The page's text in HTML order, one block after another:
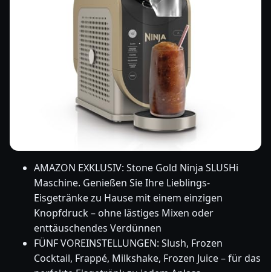
AMAZON EXKLUSIV: Stone Gold Ninja SLUSHi
Maschine. Genießen Sie Ihre Lieblings-
Eisgetränke zu Hause mit einem einzigen
Knopfdruck – ohne lästiges Mixen oder
enttäuschendes Verdünnen
FÜNF VOREINSTELLUNGEN: Slush, Frozen
Cocktail, Frappé, Milkshake, Frozen Juice – für das